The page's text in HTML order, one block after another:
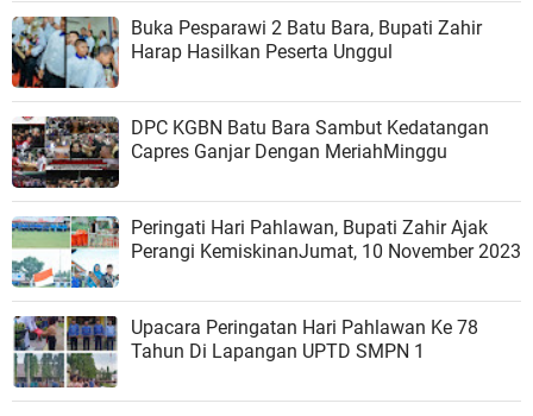
Buka Pesparawi 2 Batu Bara, Bupati Zahir
Harap Hasilkan Peserta Unggul
DPC KGBN Batu Bara Sambut Kedatangan
Capres Ganjar Dengan MeriahMinggu
Peringati Hari Pahlawan, Bupati Zahir Ajak
Perangi KemiskinanJumat, 10 November 2023
Upacara Peringatan Hari Pahlawan Ke 78
Tahun Di Lapangan UPTD SMPN 1